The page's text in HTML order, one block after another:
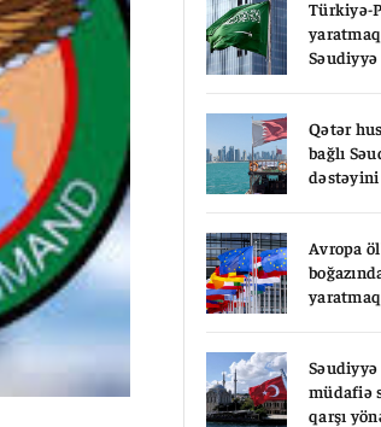
Türkiyə-
Qətər
bağlı
Avropa
müdafiə
qarşı